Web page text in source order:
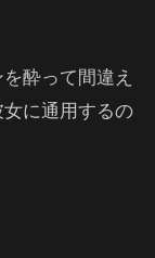
酔って間違え
に通用するの